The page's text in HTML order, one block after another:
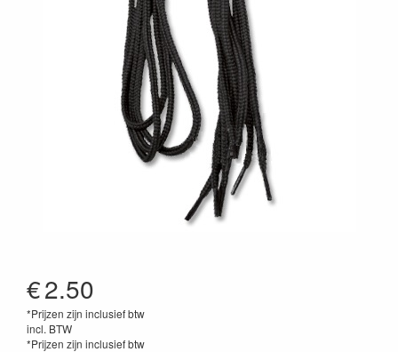
€2.50
*Prijzen zijn inclusief btw
incl. BTW
*Prijzen zijn inclusief btw